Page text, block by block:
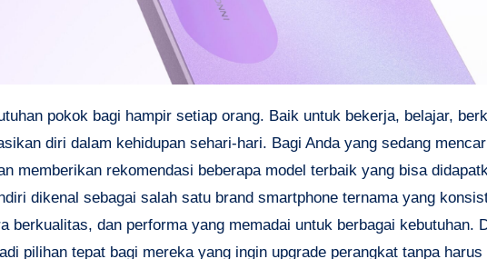
diri dalam kehidupan sehari-hari. Bagi Anda yang sedang
memberikan rekomendasi beberapa model terbaik yang bisa
dikenal sebagai salah satu brand smartphone ternama yang
berkualitas, dan performa yang memadai untuk berbagai kebutuhan.
pilihan tepat bagi mereka yang ingin upgrade perangkat tanpa